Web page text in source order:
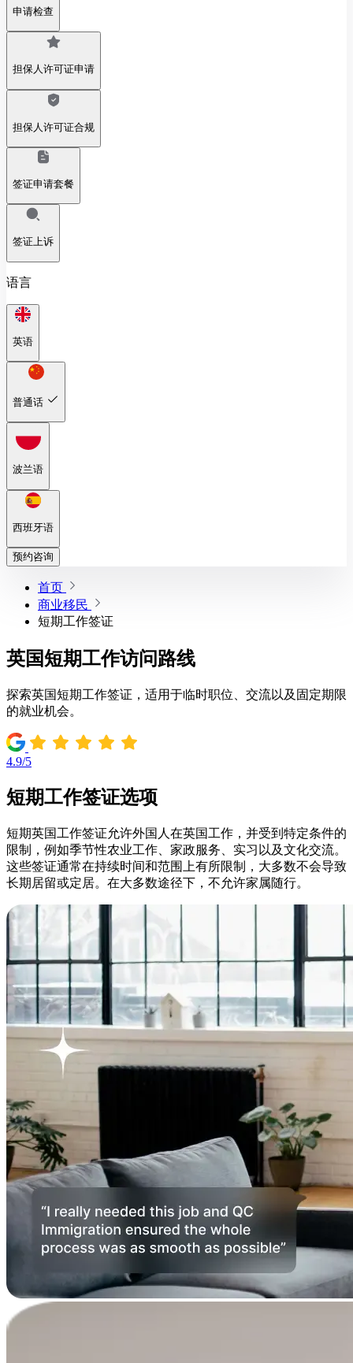
申请检查
担保人许可证申请
担保人许可证合规
签证申请套餐
签证上诉
语言
英语
普通话
波兰语
西班牙语
预约咨询
首页
商业移民
短期工作签证
英国短期工作访问路线
探索英国短期工作签证，适用于临时职位、交流以及固定期限
的就业机会。
4.9/5
短期工作签证选项
短期英国工作签证允许外国人在英国工作，并受到特定条件的
限制，例如季节性农业工作、家政服务、实习以及文化交流。
这些签证通常在持续时间和范围上有所限制，大多数不会导致
长期居留或定居。在大多数途径下，不允许家属随行。